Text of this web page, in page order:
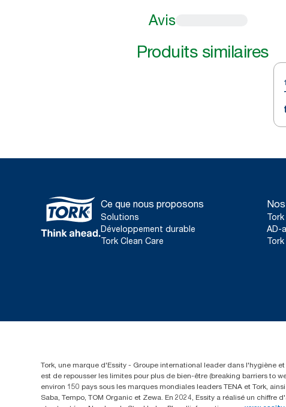
Avis
Produits similaires
Ce que nous proposons
Solutions
Développement durable
Tork Clean Care
AD-
Tork, une marque d'Essity - Groupe international leader dans l'hygiène
est de repousser les limites pour plus de bien-être (breaking barriers to
environ 150 pays sous les marques mondiales leaders TENA et Tork,
Saba, Tempo, TOM Organic et Zewa. En 2024, Essity a réalisé un